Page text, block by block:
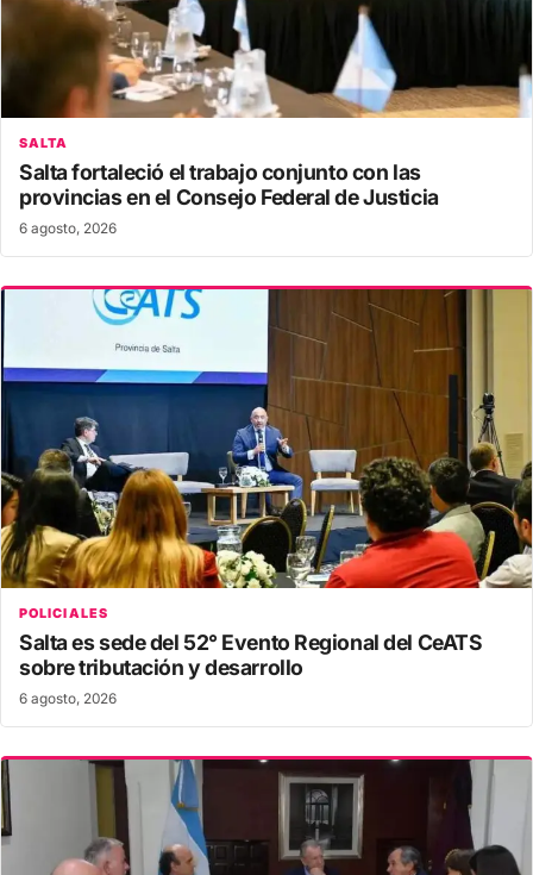
SALTA
Salta fortaleció el trabajo conjunto con las
provincias en el Consejo Federal de Justicia
6 agosto, 2026
POLICIALES
Salta es sede del 52° Evento Regional del CeATS
sobre tributación y desarrollo
6 agosto, 2026